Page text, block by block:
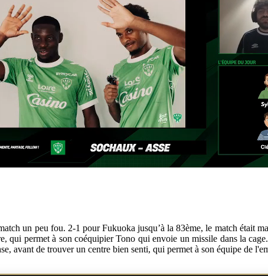
un peu fou. 2-1 pour Fukuoka jusqu’à la 83ème, le match était
qui permet à son coéquipier Tono qui envoie un missile dans la
avant de trouver un centre bien senti, qui permet à son équipe de